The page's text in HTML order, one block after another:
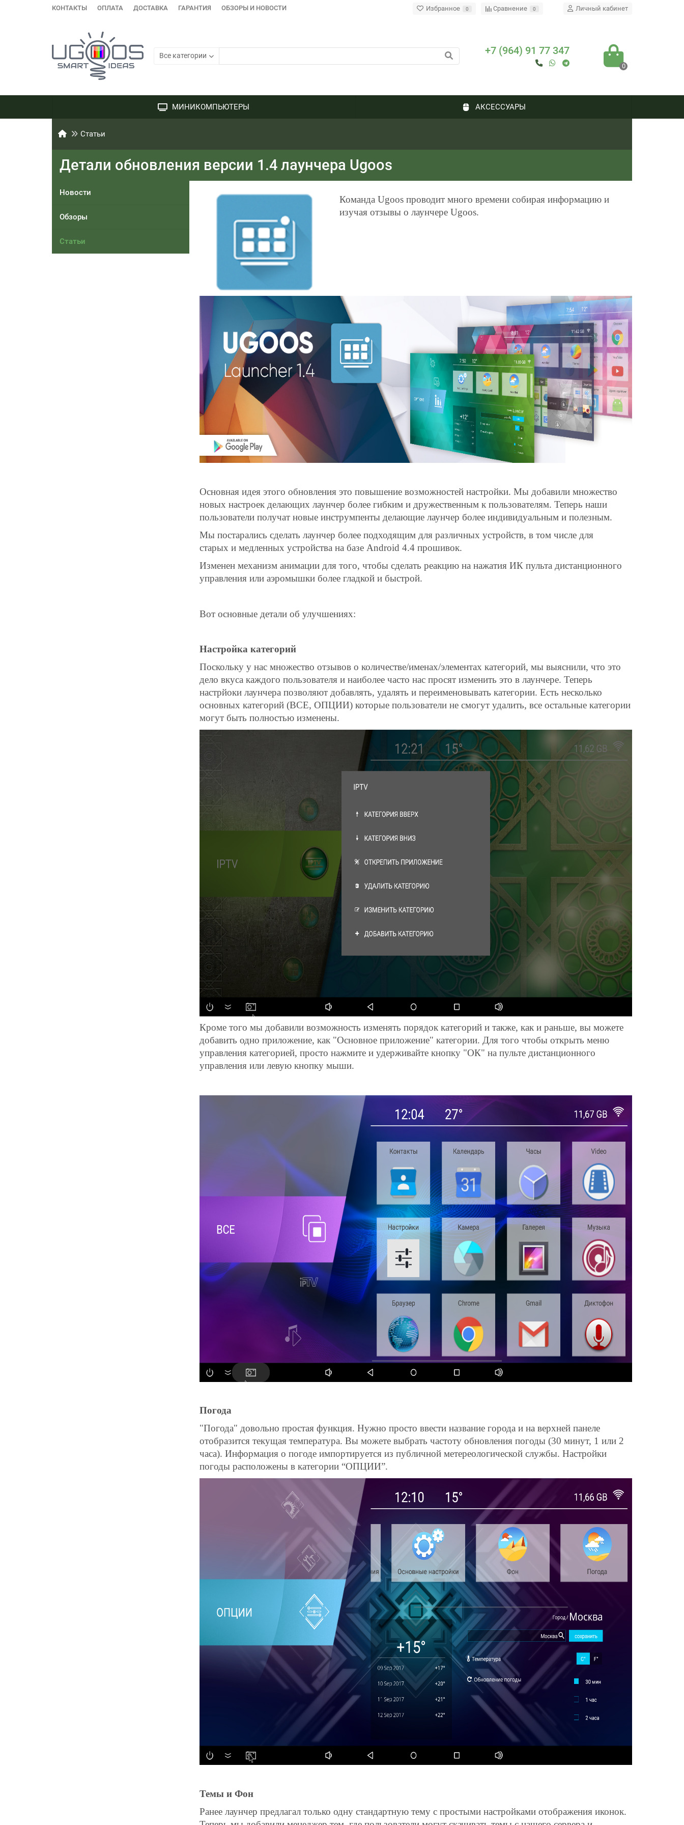
КОНТАКТЫ ОПЛАТА ДОСТАВКА ГАРАНТИЯ ОБЗОРЫ И НОВОСТИ Избранное 0 Сравнение 0 Личный кабинет
Все категории +7 (964) 91 77 347
0
МИНИКОМПЬЮТЕРЫ АКСЕССУАРЫ
Статьи
Детали обновления версии 1.4 лаунчера Ugoos
Новости
Обзоры
Статьи
Команда Ugoos проводит много времени собирая информацию и
изучая отзывы о лаунчере Ugoos.
Основная идея этого обновления это повышение возможностей настройки. Мы добавили множество
новых настроек делающих лаунчер более гибким и дружественным к пользователям. Теперь наши
пользователи получат новые инструмпенты делающие лаунчер более индивидуальным и полезным.
Мы постарались сделать лаунчер более подходящим для различных устройств, в том числе для
старых и медленных устройства на базе Android 4.4 прошивок.
Изменен механизм анимации для того, чтобы сделать реакцию на нажатия ИК пульта дистанционного
управления или аэромышки более гладкой и быстрой.
Вот основные детали об улучшениях:
Настройка категорий
Поскольку у нас множество отзывов о количестве/именах/элементах категорий, мы выяснили, что это
дело вкуса каждого пользователя и наиболее часто нас просят изменить это в лаунчере. Теперь
настрйоки лаунчера позволяют добавлять, удалять и переименовывать категории. Есть несколько
основных категорий (ВСЕ, ОПЦИИ) которые пользователи не смогут удалить, все остальные категории
могут быть полностью изменены.
Кроме того мы добавили возможность изменять порядок категорий и также, как и раньше, вы можете
добавить одно приложение, как "Основное приложение" категории. Для того чтобы открыть меню
управления категорией, просто нажмите и удерживайте кнопку "ОК" на пульте дистанционного
управления или левую кнопку мыши.
Погода
"Погода" довольно простая функция. Нужно просто ввести название города и на верхней панеле
отобразится текущая температура. Вы можете выбрать частоту обновления погоды (30 минут, 1 или 2
часа). Информация о погоде импортируется из публичной метереологической службы. Настройки
погоды расположены в категории “ОПЦИИ”.
Темы и Фон
Ранее лаунчер предлагал только одну стандартную тему с простыми настройками отображения иконок.